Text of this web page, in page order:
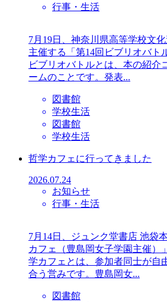
行事・生活
7月19日、神奈川県高等学校文
主催する「第14回ビブリオバト
ビブリオバトルとは、本の紹介
ームのことです。発表...
図書館
学校生活
図書館
学校生活
哲学カフェに行ってきました
2026.07.24
お知らせ
行事・生活
7月14日、ジュンク堂書店 池袋
カフェ（豊島岡女子学園主催）
学カフェとは、参加者同士が自
合う営みです。豊島岡女...
図書館